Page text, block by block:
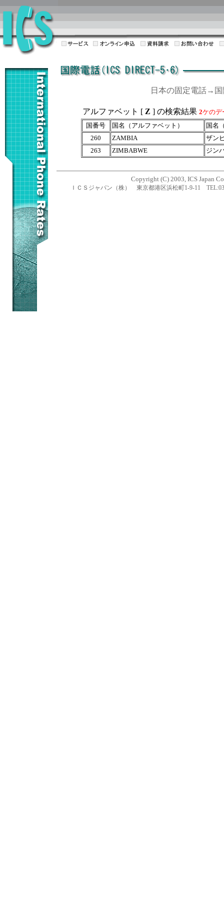
日本の固定電話→
アルファベット [ Z ] の検索結果 2ケのデ
国番号
国名（アルファベット）
国名
260
ZAMBIA
ザン
263
ZIMBABWE ジン
Copyright (C) 2003, ICS Japan
ＩＣＳジャパン（株） 東京都港区浜松町1-9-11